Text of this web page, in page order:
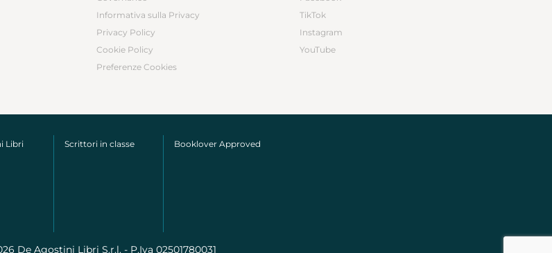
Informativa sulla Privacy
Privacy Policy
Cookie Policy
Preferenze Cookies
TikTok
Instagram
YouTube
Libri
Scrittori in classe Booklover Approved
De Agostini Libri S.r.l. - P.Iva 02501780031